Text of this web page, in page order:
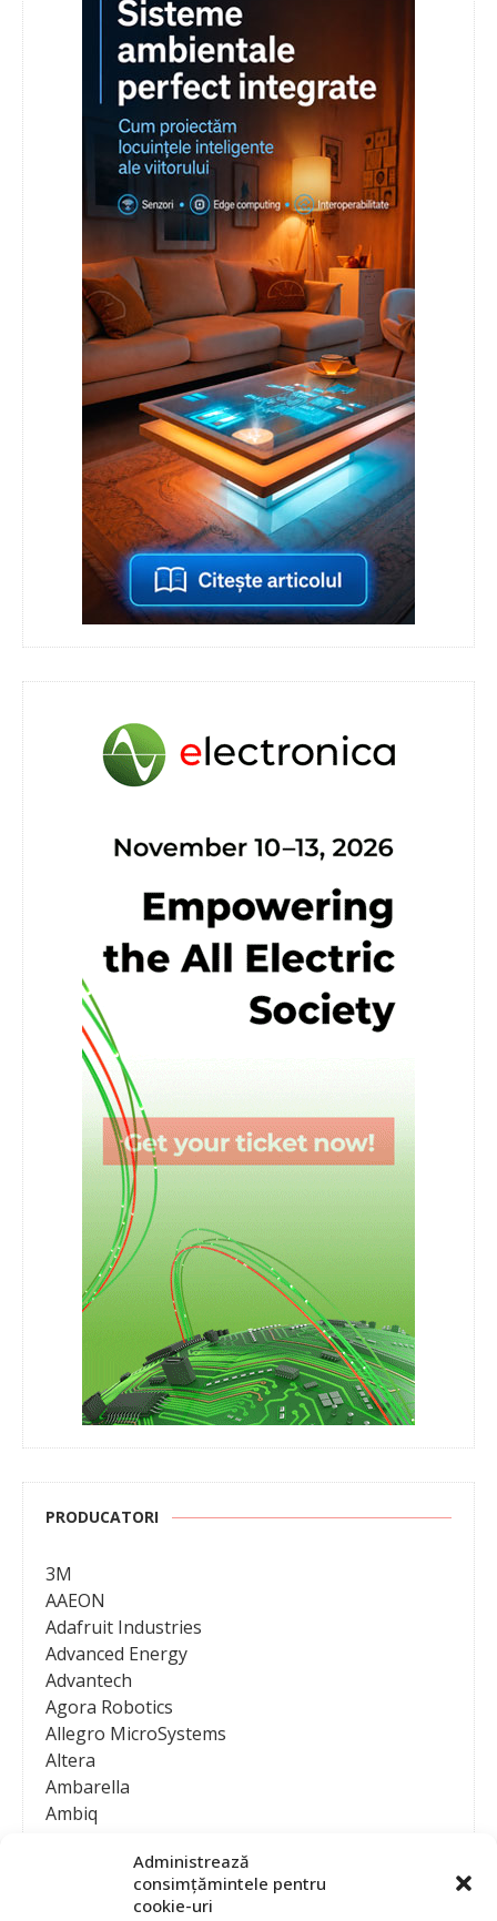
Administrează
consimțămintele pentru
cookie-uri
PRODUCATORI
3M
AAEON
Adafruit Industries
Advanced Energy
Advantech
Agora Robotics
Allegro MicroSystems
Altera
Ambarella
Ambiq
Analog Devices